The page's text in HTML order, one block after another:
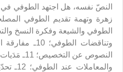
وتناقضات
النصوص عن